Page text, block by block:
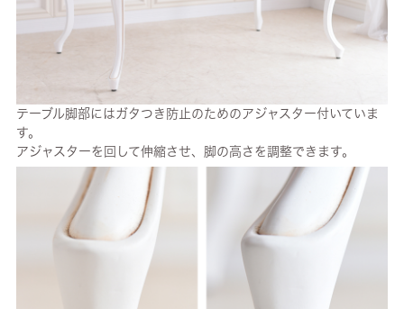
テーブル脚部にはガタつき防止のためのアジャスター付いていま
す。
アジャスターを回して伸縮させ、脚の高さを調整できます。